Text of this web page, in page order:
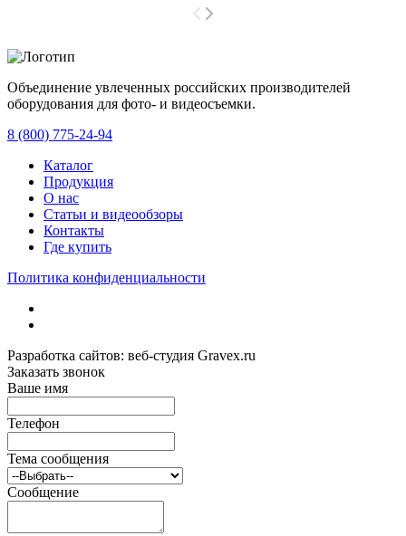
Объединение увлеченных российских производителей
оборудования для фото- и видеосъемки.
8 (800) 775-24-94
Каталог
Продукция
О нас
Статьи и видеообзоры
Контакты
Где купить
Политика конфиденциальности
Разработка сайтов: веб-студия Gravex.ru
Заказать звонок
Ваше имя
Телефон
Тема сообщения
Сообщение